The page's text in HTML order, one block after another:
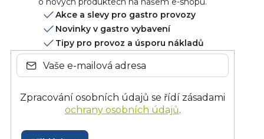
Akce a slevy pro gastro provozy
Novinky v gastro vybavení
Tipy pro provoz a úsporu nákladů
Zpracování osobních údajů se řídí zásadami
ochrany osobních údajů.